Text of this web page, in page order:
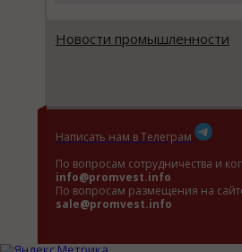
Новости промышленности
Написать нам в Телеграм
По вопросам сотрудничества и
info@promvest.info
По вопросам размещения на
sale@promvest.info